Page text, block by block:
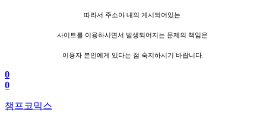
따라서 주소야 내의 게시되어있는
사이트를 이용하시면서 발생되어지는 문제의 책임은
이용자 본인에게 있다는 점 숙지하시기 바랍니다.
0
0
챔프코믹스